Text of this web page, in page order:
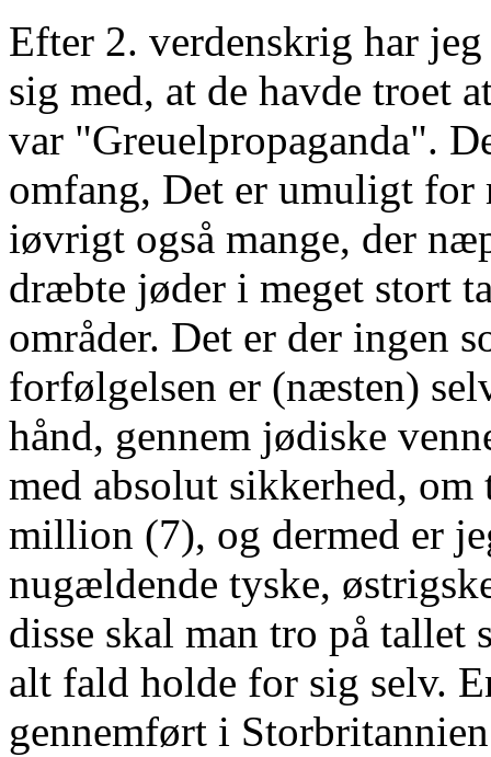
Efter 2. verdenskrig har
sig med, at de havde troet
var "Greuelpropaganda".
omfang, Det er umuligt for
iøvrigt også mange, der
dræbte jøder i meget stort
områder. Det er der ingen
forfølgelsen er (næsten)
hånd, gennem jødiske
med absolut sikkerhed,
million (7), og dermed er
nugældende tyske,
disse skal man tro på
alt fald holde for sig selv.
gennemført i